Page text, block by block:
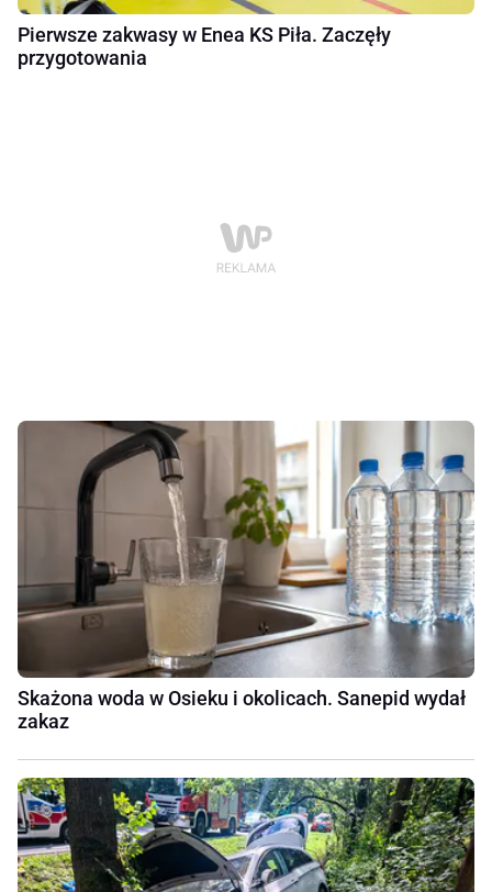
Pierwsze zakwasy w Enea KS Piła. Zaczęły
przygotowania
Skażona woda w Osieku i okolicach. Sanepid wydał
zakaz